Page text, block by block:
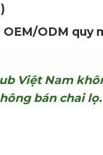
ODM quy
Việt Nam
bán chai